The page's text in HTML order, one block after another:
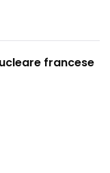
francese